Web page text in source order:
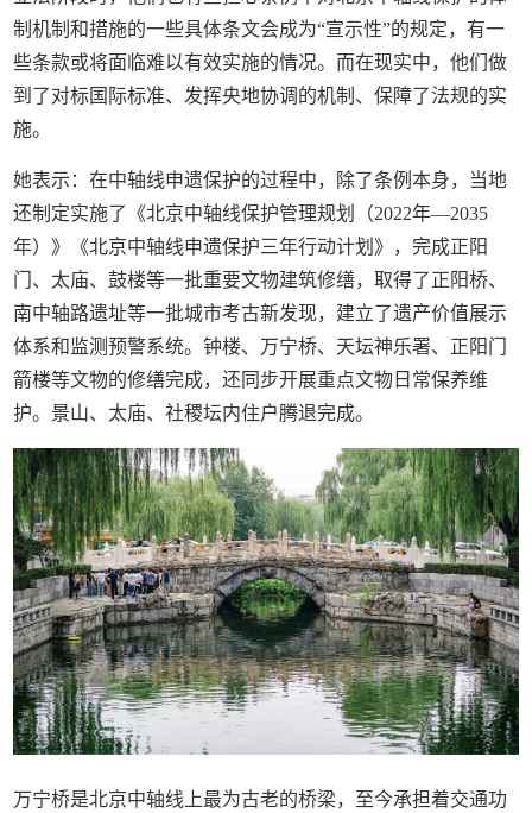
制机制和措施的一些具体条文会成为“宣示性”的规定，有一
些条款或将面临难以有效实施的情况。而在现实中，他们做
到了对标国际标准、发挥央地协调的机制、保障了法规的实
施。
她表示：在中轴线申遗保护的过程中，除了条例本身，当地
还制定实施了《北京中轴线保护管理规划（2022年—2035
年）》《北京中轴线申遗保护三年行动计划》，完成正阳
门、太庙、鼓楼等一批重要文物建筑修缮，取得了正阳桥、
南中轴路遗址等一批城市考古新发现，建立了遗产价值展示
体系和监测预警系统。钟楼、万宁桥、天坛神乐署、正阳门
箭楼等文物的修缮完成，还同步开展重点文物日常保养维
护。景山、太庙、社稷坛内住户腾退完成。
万宁桥是北京中轴线上最为古老的桥梁，至今承担着交通功